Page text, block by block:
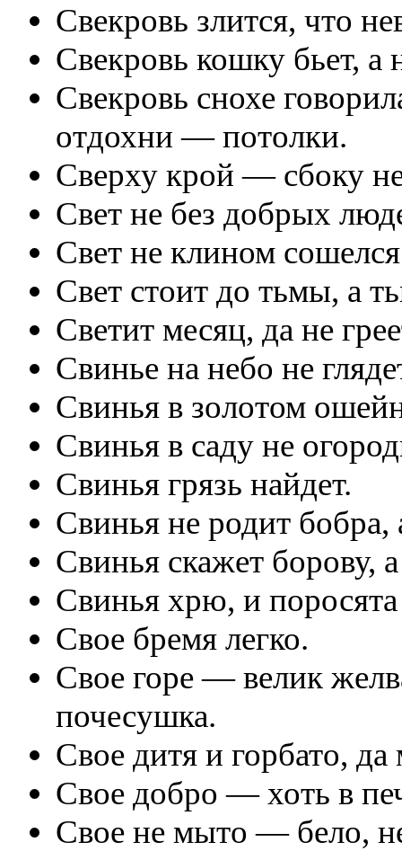
Свекровь злится, что
Свекровь кошку бьет, а
Свекровь снохе
отдохни — потолки.
Сверху крой — сбоку
Свет не без добрых
Свет не клином
Свет стоит до тьмы, а
Светит месяц, да не
Свинье на небо не
Свинья в золотом
Свинья в саду не
Свинья грязь найдет.
Свинья не родит бобра,
Свинья скажет борову,
Свинья хрю, и
Свое бремя легко.
Свое горе — велик
почесушка.
Свое дитя и горбато,
Свое добро — хоть в
Свое не мыто — бело,